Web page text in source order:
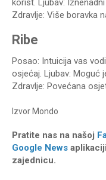
Zdravlje: Više boravka
Ribe
Posao: Intuicija vas
osjećaj. Ljubav: Moguć
Zdravlje: Povećana
IzvorMondo
Pratite nas na našoj
Google News
zajednicu.